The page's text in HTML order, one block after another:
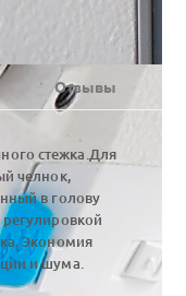
Отзывы
стежка.Для
челнок,
в голову
регулировкой
Экономия
и шума.